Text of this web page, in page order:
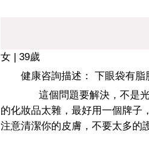
女 | 39歲
健康咨詢描述： 下眼袋有
這個問題要解決，不是光
的化妝品太雜，最好用一個牌子
注意清潔你的皮膚，不要太多的